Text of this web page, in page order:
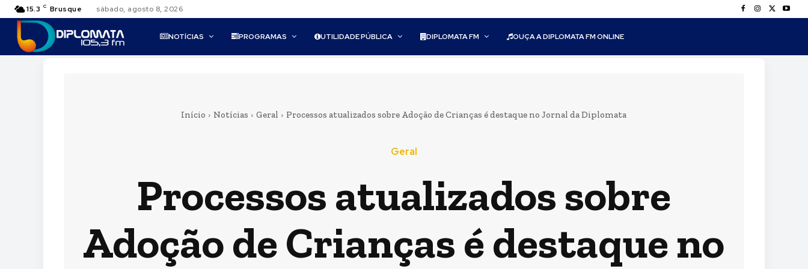
15.3 C Brusque sábado, agosto 8, 2026
NOTÍCIAS PROGRAMAS UTILIDADE PÚBLICA DIPLOMATA FM OUÇA A DIPLOMATA FM ONLINE
Início Notícias Geral Processos atualizados sobre Adoção de Crianças é destaque no Jornal da Diplomata
Geral
Processos atualizados sobre
Adoção de Crianças é destaque no